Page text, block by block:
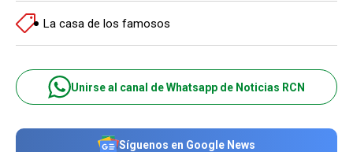
La casa de los famosos
Unirse al canal de Whatsapp de Noticias RCN
Síguenos en Google News